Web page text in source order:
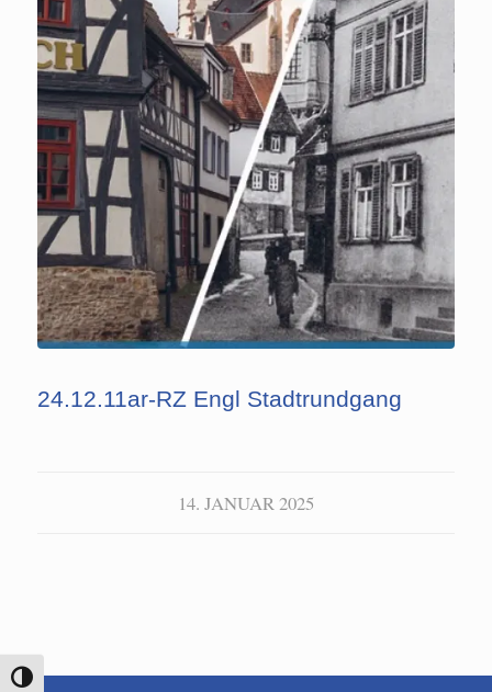
Umschalten auf hohe Kontraste
24.12.11ar-RZ Engl Stadtrundgang
14. JANUAR 2025